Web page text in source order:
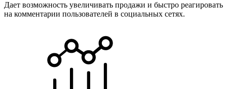
Дает возможность увеличивать продажи и быстро реагировать
на комментарии пользователей в социальных сетях.